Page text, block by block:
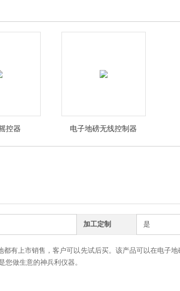
控器 电子地磅无线控制器
加工定制 是
都有上市销售，客户可以先试后买。该产品可以在电子
您做生意的神兵利仪器。